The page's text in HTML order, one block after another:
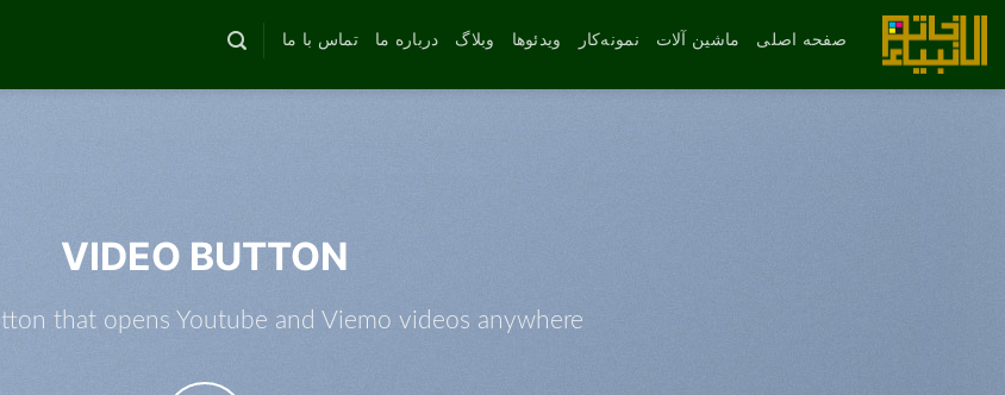
محتوا
صفحه اصلی ماشین آلات نمونه‌کار ویدئوها وبلاگ درباره ما تماس با ما
VIDEO BUTTON
that opens Youtube and Viemo videos anywhere.